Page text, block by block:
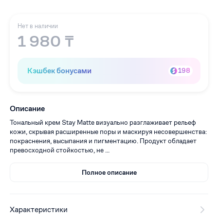
Нет в наличии
1 980 ₸
Кэшбек бонусами 198
Описание
Тональный крем Stay Matte визуально разглаживает рельеф
кожи, скрывая расширенные поры и маскируя несовершенства:
покраснения, высыпания и пигментацию. Продукт обладает
превосходной стойкостью, не ...
Полное описание
Характеристики